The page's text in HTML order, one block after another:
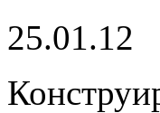
25.01.12